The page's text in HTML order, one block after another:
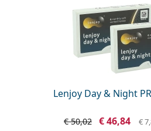
Lenjoy Day & Night
€ 50,02 € 46,84 €